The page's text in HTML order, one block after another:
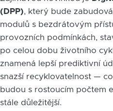
(DPP), který bude
modulů s bezdrátovým
provozních podmínkách,
po celou dobu životního
znamená lepší prediktivní
snazší recyklovatelnost —
budou s rostoucím počtem
stále důležitější.